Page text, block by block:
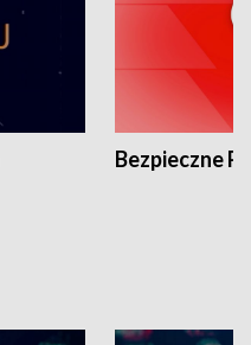
Bezpieczne